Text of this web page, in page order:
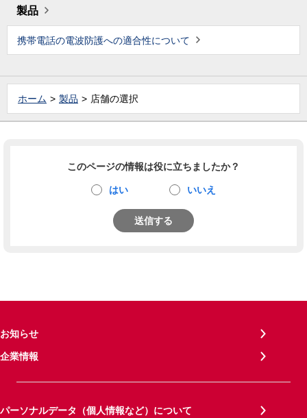
製品
携帯電話の電波防護への適合性について
ホーム 製品 店舗の選択
このページの情報は役に立ちましたか？
はい いいえ
送信する
お知らせ
企業情報
パーソナルデータ（個人情報など）について